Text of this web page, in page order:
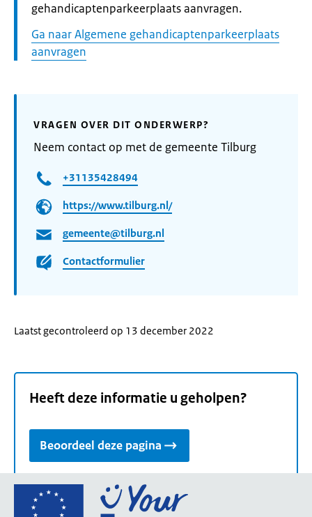
gehandicaptenparkeerplaats aanvragen.
Ga naar Algemene gehandicaptenparkeerplaats
aanvragen
VRAGEN OVER DIT ONDERWERP?
Neem contact op met de gemeente Tilburg
+31135428494
https://www.tilburg.nl/
gemeente@tilburg.nl
Contactformulier
Laatst gecontroleerd op 13 december 2022
Heeft deze informatie u geholpen?
Beoordeel deze pagina
Ga